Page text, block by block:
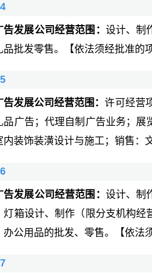
告发展公司经营范围： 设计、制
品批发零售。【依法须经批准的
告发展公司经营范围：许可经营
品广告；代理自制广告业务；
内装饰装潢设计与施工；销售：
告发展公司经营范围： 设计、制
灯箱设计、制作（限分支机构
办公用品的批发、零售。【依法